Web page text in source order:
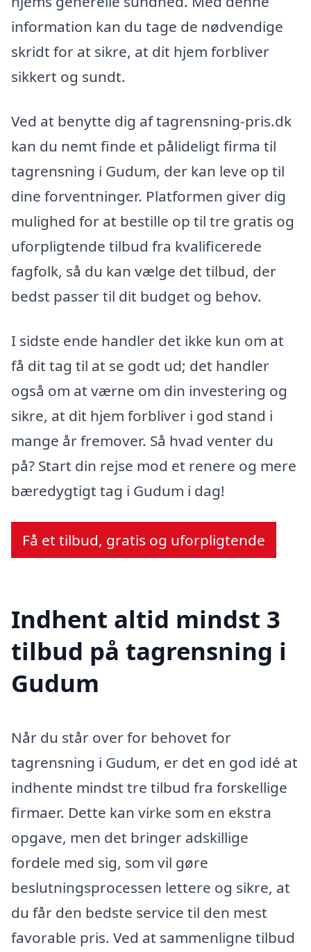
information kan du tage de nødvendige
skridt for at sikre, at dit hjem forbliver
sikkert og sundt.
Ved at benytte dig af tagrensning-pris.dk
kan du nemt finde et pålideligt firma til
tagrensning i Gudum, der kan leve op til
dine forventninger. Platformen giver dig
mulighed for at bestille op til tre gratis og
uforpligtende tilbud fra kvalificerede
fagfolk, så du kan vælge det tilbud, der
bedst passer til dit budget og behov.
I sidste ende handler det ikke kun om at
få dit tag til at se godt ud; det handler
også om at værne om din investering og
sikre, at dit hjem forbliver i god stand i
mange år fremover. Så hvad venter du
på? Start din rejse mod et renere og mere
bæredygtigt tag i Gudum i dag!
Få et tilbud, gratis og uforpligtende
Indhent altid mindst 3
tilbud på tagrensning i
Gudum
Når du står over for behovet for
tagrensning i Gudum, er det en god idé at
indhente mindst tre tilbud fra forskellige
firmaer. Dette kan virke som en ekstra
opgave, men det bringer adskillige
fordele med sig, som vil gøre
beslutningsprocessen lettere og sikre, at
du får den bedste service til den mest
favorable pris. Ved at sammenligne tilbud